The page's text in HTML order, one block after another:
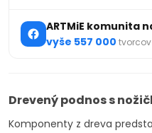
ARTMiE komunita
vyše 557 000 tvorcov
Drevený podnos s
Komponenty z dreva